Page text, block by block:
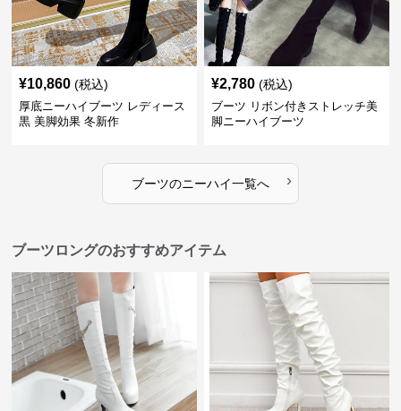
¥10,860 (税込)
厚底ニーハイブーツ レディース
黒 美脚効果 冬新作
¥2,780 (税込)
ブーツ リボン付きストレッチ美
脚ニーハイブーツ
ブーツのニーハイ一覧へ ›
ブーツロングのおすすめアイテム